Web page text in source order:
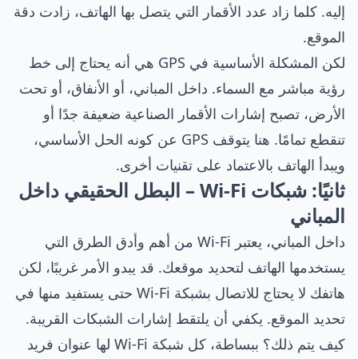
إليه. كلما زاد عدد الأقمار التي يتصل بها الهاتف، زادت دقة
الموقع.
لكن المشكلة الأساسية في GPS هي أنه يحتاج إلى خط
رؤية مباشر مع السماء. داخل المباني، أو الأنفاق، أو تحت
الأرض، تصبح إشارات الأقمار الصناعية ضعيفة جدًا أو
تنقطع تمامًا. هنا يتوقف GPS عن كونه الحل الأساسي،
ويبدأ الهاتف بالاعتماد على تقنيات أخرى.
ثانيًا: شبكات Wi-Fi – البطل الحقيقي داخل
المباني
داخل المباني، يعتبر Wi-Fi من أهم وأدق الطرق التي
يستخدمها الهاتف لتحديد موقعك. قد يبدو الأمر غريبًا، لكن
هاتفك لا يحتاج للاتصال بشبكة Wi-Fi حتى يستفيد منها في
تحديد الموقع. يكفي أن يلتقط إشارات الشبكات القريبة.
كيف يتم ذلك؟ ببساطة، كل شبكة Wi-Fi لها عنوان فريد